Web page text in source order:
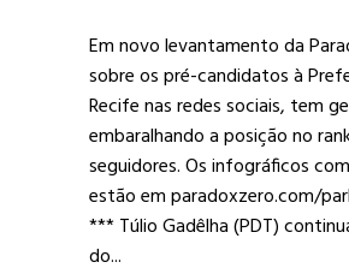
Em novo levantamento da
sobre os pré-candidatos à
Recife nas redes sociais, tem
embaralhando a posição no
seguidores. Os infográficos
estão em paradoxzero.com/
*** Túlio Gadêlha (PDT)
do...